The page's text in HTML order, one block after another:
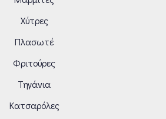
Χύτρες
Πλασωτέ
Φριτούρες
Τηγάνια
Κατσαρόλες